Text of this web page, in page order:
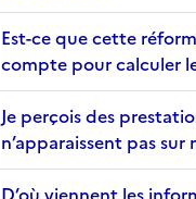
Est-ce que cette
compte pour calculer
Je perçois des
n’apparaissent pas